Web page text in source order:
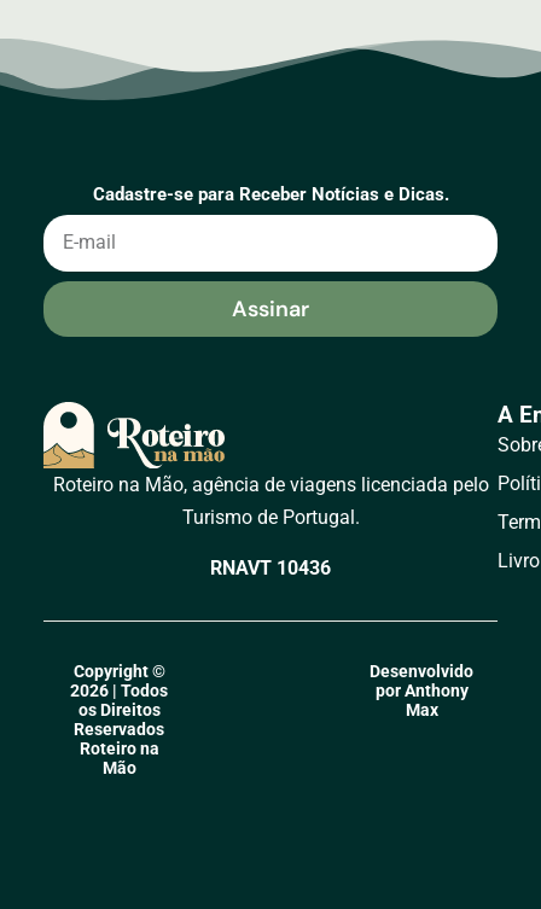
Cadastre-se para Receber Notícias e Dicas.
Assinar
Roteiro na Mão, agência de viagens licenciada pelo
Turismo de Portugal.
RNAVT 10436
A
Copyright ©
2026 | Todos
os Direitos
Reservados
Roteiro na
Mão
Desenvolvido
por Anthony
Max